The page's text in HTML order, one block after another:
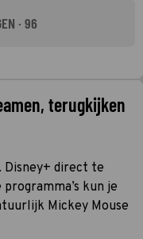
· 96
terugkijken
Disney+ direct te
kun je
Mickey Mouse